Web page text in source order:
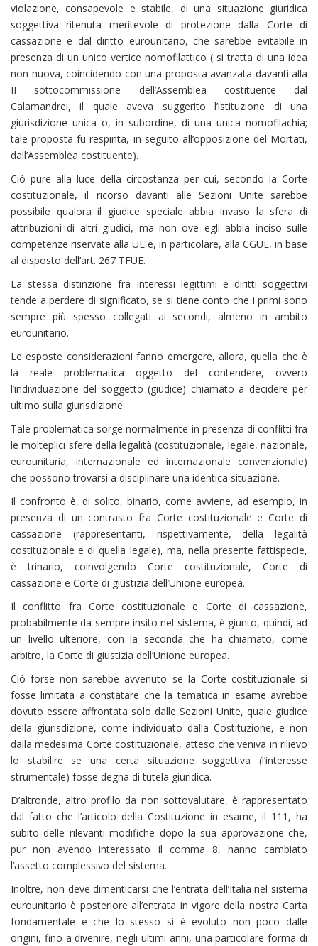
violazione, consapevole e stabile, di una situazione giuridica
soggettiva ritenuta meritevole di protezione dalla Corte di
cassazione e dal diritto eurounitario, che sarebbe evitabile in
presenza di un unico vertice nomofilattico ( si tratta di una idea
non nuova, coincidendo con una proposta avanzata davanti alla
II sottocommissione dell’Assemblea costituente dal
Calamandrei, il quale aveva suggerito l’istituzione di una
giurisdizione unica o, in subordine, di una unica nomofilachia;
tale proposta fu respinta, in seguito all’opposizione del Mortati,
dall’Assemblea costituente).
Ciò pure alla luce della circostanza per cui, secondo la Corte
costituzionale, il ricorso davanti alle Sezioni Unite sarebbe
possibile qualora il giudice speciale abbia invaso la sfera di
attribuzioni di altri giudici, ma non ove egli abbia inciso sulle
competenze riservate alla UE e, in particolare, alla CGUE, in base
al disposto dell’art. 267 TFUE.
La stessa distinzione fra interessi legittimi e diritti soggettivi
tende a perdere di significato, se si tiene conto che i primi sono
sempre più spesso collegati ai secondi, almeno in ambito
eurounitario.
Le esposte considerazioni fanno emergere, allora, quella che è
la reale problematica oggetto del contendere, ovvero
l’individuazione del soggetto (giudice) chiamato a decidere per
ultimo sulla giurisdizione.
Tale problematica sorge normalmente in presenza di conflitti fra
le molteplici sfere della legalità (costituzionale, legale, nazionale,
eurounitaria, internazionale ed internazionale convenzionale)
che possono trovarsi a disciplinare una identica situazione.
Il confronto è, di solito, binario, come avviene, ad esempio, in
presenza di un contrasto fra Corte costituzionale e Corte di
cassazione (rappresentanti, rispettivamente, della legalità
costituzionale e di quella legale), ma, nella presente fattispecie,
è trinario, coinvolgendo Corte costituzionale, Corte di
cassazione e Corte di giustizia dell’Unione europea.
Il conflitto fra Corte costituzionale e Corte di cassazione,
probabilmente da sempre insito nel sistema, è giunto, quindi, ad
un livello ulteriore, con la seconda che ha chiamato, come
arbitro, la Corte di giustizia dell’Unione europea.
Ciò forse non sarebbe avvenuto se la Corte costituzionale si
fosse limitata a constatare che la tematica in esame avrebbe
dovuto essere affrontata solo dalle Sezioni Unite, quale giudice
della giurisdizione, come individuato dalla Costituzione, e non
dalla medesima Corte costituzionale, atteso che veniva in rilievo
lo stabilire se una certa situazione soggettiva (l’interesse
strumentale) fosse degna di tutela giuridica.
D’altronde, altro profilo da non sottovalutare, è rappresentato
dal fatto che l’articolo della Costituzione in esame, il 111, ha
subito delle rilevanti modifiche dopo la sua approvazione che,
pur non avendo interessato il comma 8, hanno cambiato
l’assetto complessivo del sistema.
Inoltre, non deve dimenticarsi che l’entrata dell’Italia nel sistema
eurounitario è posteriore all’entrata in vigore della nostra Carta
fondamentale e che lo stesso si è evoluto non poco dalle
origini, fino a divenire, negli ultimi anni, una particolare forma di